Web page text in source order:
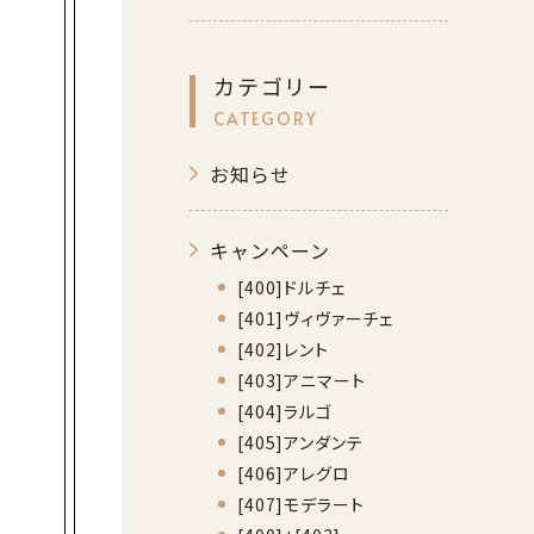
カテゴリー
CATEGORY
お知らせ
キャンペーン
[400]ドルチェ
[401]ヴィヴァーチェ
[402]レント
[403]アニマート
[404]ラルゴ
[405]アンダンテ
[406]アレグロ
[407]モデラート